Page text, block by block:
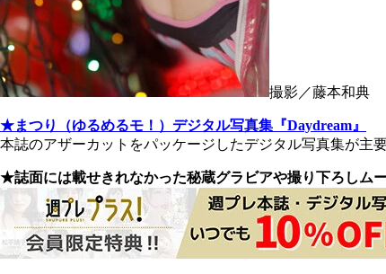
撮影／藤本和典
★まつり（ゆるめるモ！）デジタル写真集『Daydream』
本誌のアザーカットをパッケージしたデジタル写真集が
★誌面には載せきれなかった秘蔵グラビアや撮り下ろしム